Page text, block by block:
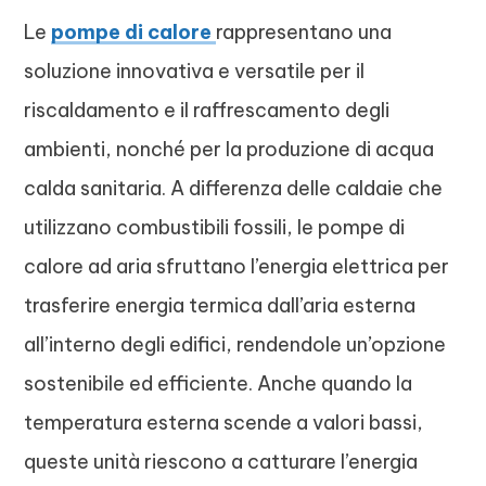
Le pompe di calore rappresentano una
soluzione innovativa e versatile per il
riscaldamento e il raffrescamento degli
ambienti, nonché per la produzione di acqua
calda sanitaria. A differenza delle caldaie che
utilizzano combustibili fossili, le pompe di
calore ad aria sfruttano l’energia elettrica per
trasferire energia termica dall’aria esterna
all’interno degli edifici, rendendole un’opzione
sostenibile ed efficiente. Anche quando la
temperatura esterna scende a valori bassi,
queste unità riescono a catturare l’energia